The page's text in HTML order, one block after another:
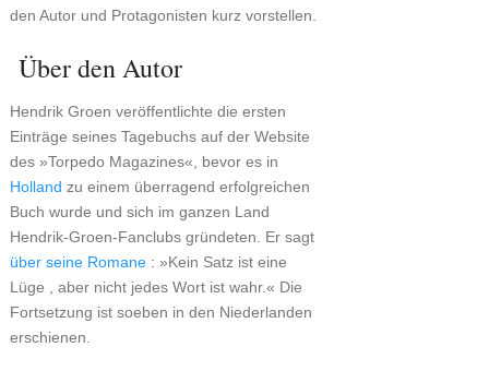
den Autor und Protagonisten kurz vorstellen.
Über den Autor
Hendrik Groen veröffentlichte die ersten
Einträge seines Tagebuchs auf der Website
des »Torpedo Magazines«, bevor es in
Holland zu einem überragend erfolgreichen
Buch wurde und sich im ganzen Land
Hendrik-Groen-Fanclubs gründeten. Er sagt
über seine Romane: »Kein Satz ist eine
Lüge , aber nicht jedes Wort ist wahr.« Die
Fortsetzung ist soeben in den Niederlanden
erschienen.